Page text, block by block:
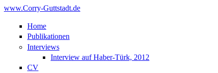
Direkt zum Inhalt
www.Corry-Guttstadt.de
Home
Publikationen
Interviews
Interview auf Haber-Türk, 2012
CV